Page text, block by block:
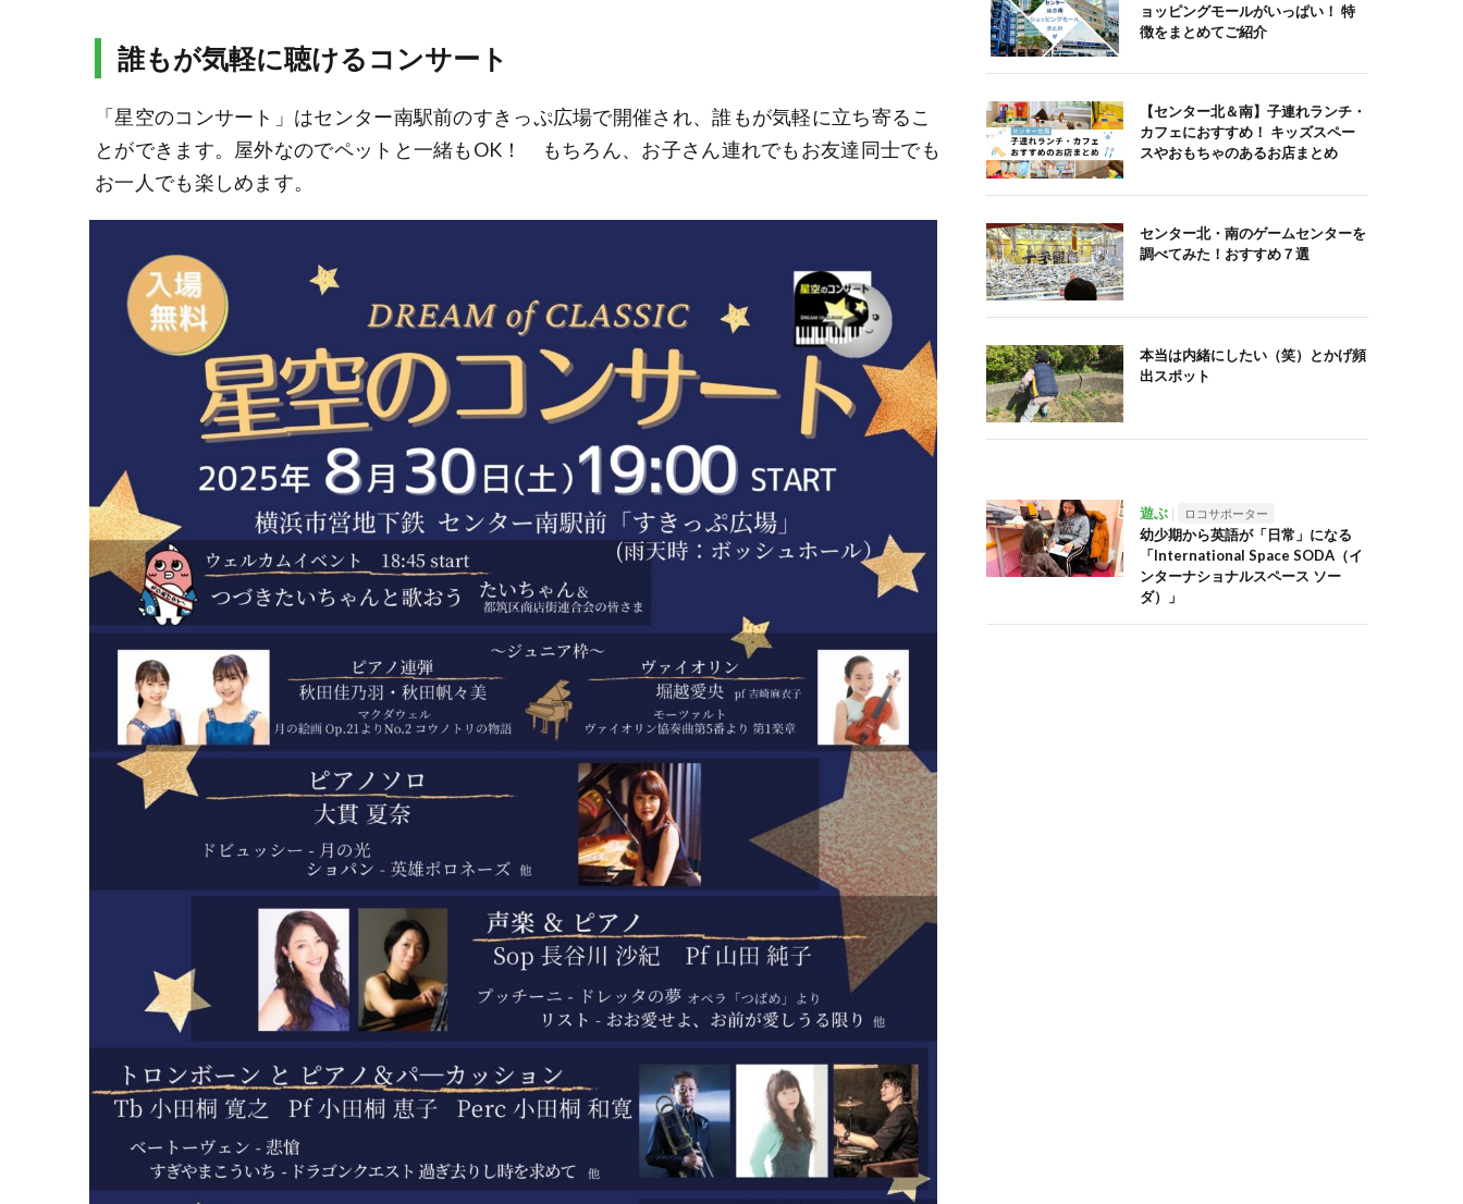
誰もが気軽に聴けるコンサート
「星空のコンサート」はセンター南駅前のすきっぷ広場で開催され、誰もが気軽に立ち寄るこ
とができます。屋外なのでペットと一緒もOK！ もちろん、お子さん連れでもお友達同士でも
お一人でも楽しめます。
ョッピングモールがいっぱい！ 特
徴をまとめてご紹介
【センター北＆南】子連れランチ・
カフェにおすすめ！ キッズスペー
スやおもちゃのあるお店まとめ
センター北・南のゲームセンターを
調べてみた！おすすめ７選
本当は内緒にしたい（笑）とかげ頻
出スポット
遊ぶ ロコサポーター
幼少期から英語が「日常」になる
「International Space SODA（イ
ンターナショナルスペース ソー
ダ）」